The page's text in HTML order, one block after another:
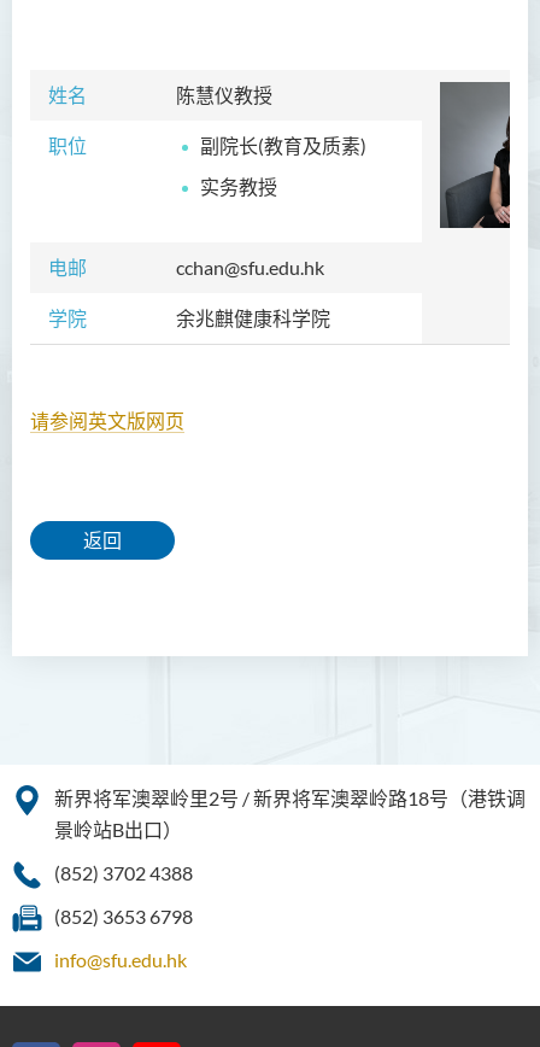
姓名 陈慧仪教授
职位
副院长(教育及质素)
实务教授
电邮 cchan@sfu.edu.hk
学院 余兆麒健康科学院
请参阅英文版网页
返回
院长的话
课程概览
教职员
Community Health Conference
新界将军澳翠岭里2号 / 新界将军澳翠岭路18号（港铁调
景岭站B出口）
(852) 3702 4388
(852) 3653 6798
info@sfu.edu.hk